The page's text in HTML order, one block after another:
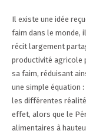
Il existe une idée
faim dans le monde,
récit largement
productivité agricole
sa faim, réduisant
une simple équation
les différentes
effet, alors que le
alimentaires à